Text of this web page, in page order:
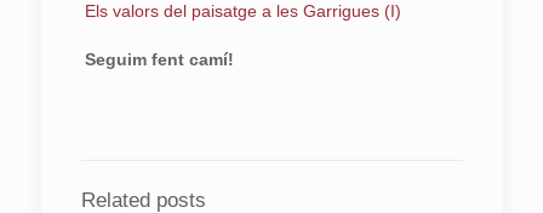
Els valors del paisatge a les Garrigues (I)
Seguim fent camí!
Related posts